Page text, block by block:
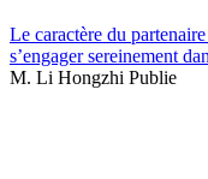
Le caractère du
s’engager sereinement
M. Li Hongzhi Publie